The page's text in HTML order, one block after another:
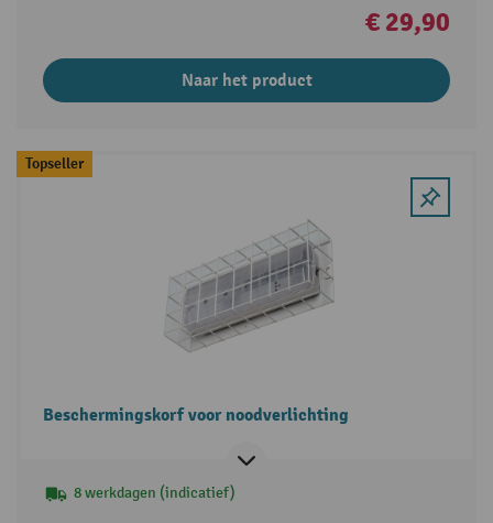
€ 29,90
Naar het product
Topseller
Beschermingskorf voor noodverlichting
8 werkdagen (indicatief)